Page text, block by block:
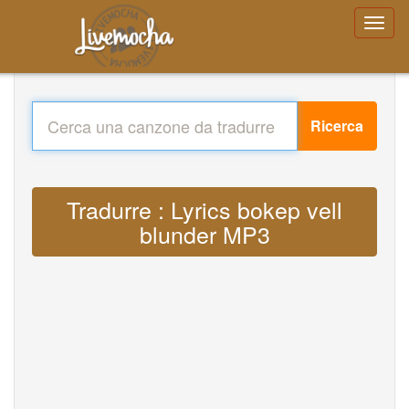
Ricerca
Tradurre : Lyrics bokep vell
blunder MP3